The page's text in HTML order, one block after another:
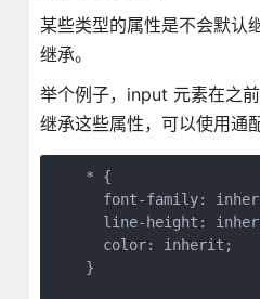
某些类型的属性是不会默
继承。
举个例子，input 元素在之
继承这些属性，可以使用通
    * {
font-family:
line-height:
      color: inherit;
    }